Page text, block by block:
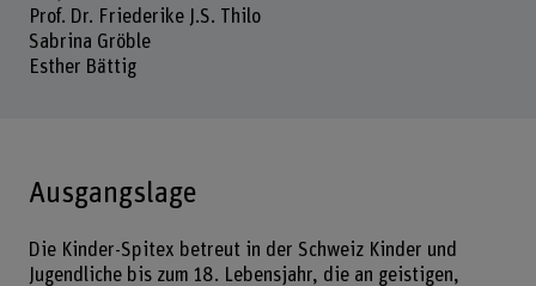
Prof. Dr. Friederike J.S. Thilo
Sabrina Gröble
Esther Bättig
Ausgangslage
Die Kinder-Spitex betreut in der Schweiz Kinder und
Jugendliche bis zum 18. Lebensjahr, die an geistigen,